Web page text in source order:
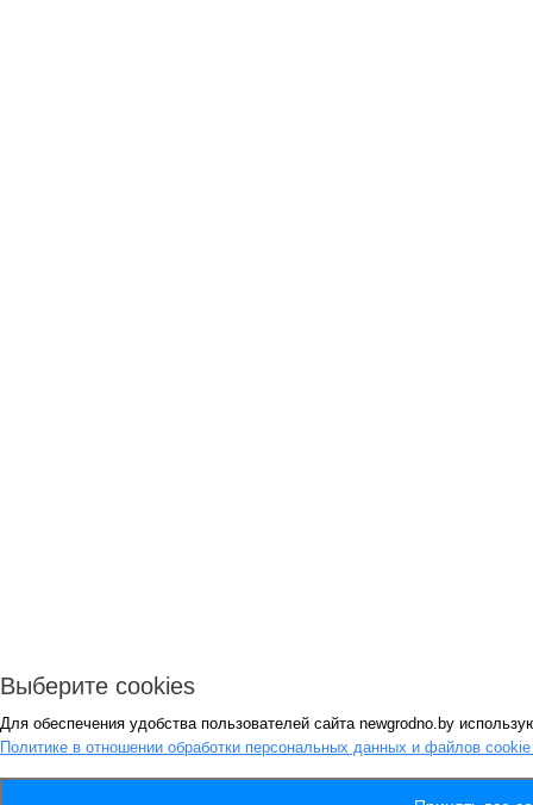
Выберите cookies
Для обеспечения удобства пользователей сайта newgrodno.by
Политике в отношении обработки персональных данных и файлов